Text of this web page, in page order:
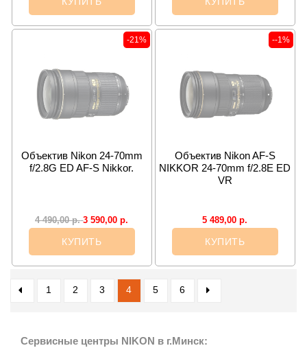
-21%
Объектив Nikon 24-70mm
f/2.8G ED AF-S Nikkor.
4 490,00р. 3 590,00р.
КУПИТЬ
--1%
Объектив Nikon AF-S
NIKKOR 24-70mm f/2.8E ED
VR
5 489,00р.
КУПИТЬ
1 2 3 4 5 6
Сервисные центры NIKON в г.Минск: